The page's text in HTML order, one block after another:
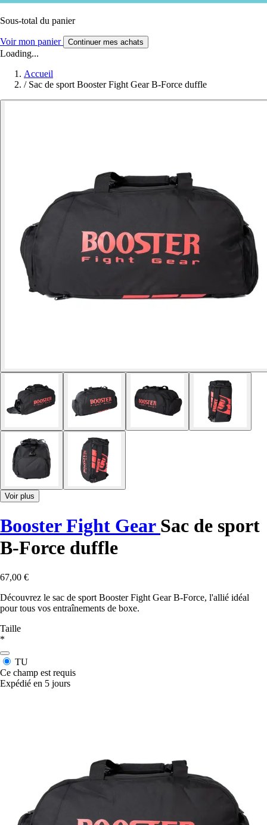
Sous-total du panier
Voir mon panier Continuer mes achats
Loading...
Accueil
/ Sac de sport Booster Fight Gear B-Force duffle
Voir plus
Booster Fight Gear Sac de sport
B-Force duffle
67,00 €
Découvrez le sac de sport Booster Fight Gear B-Force, l'allié idéal
pour tous vos entraînements de boxe.
Taille
*
TU
Ce champ est requis
Expédié en 5 jours